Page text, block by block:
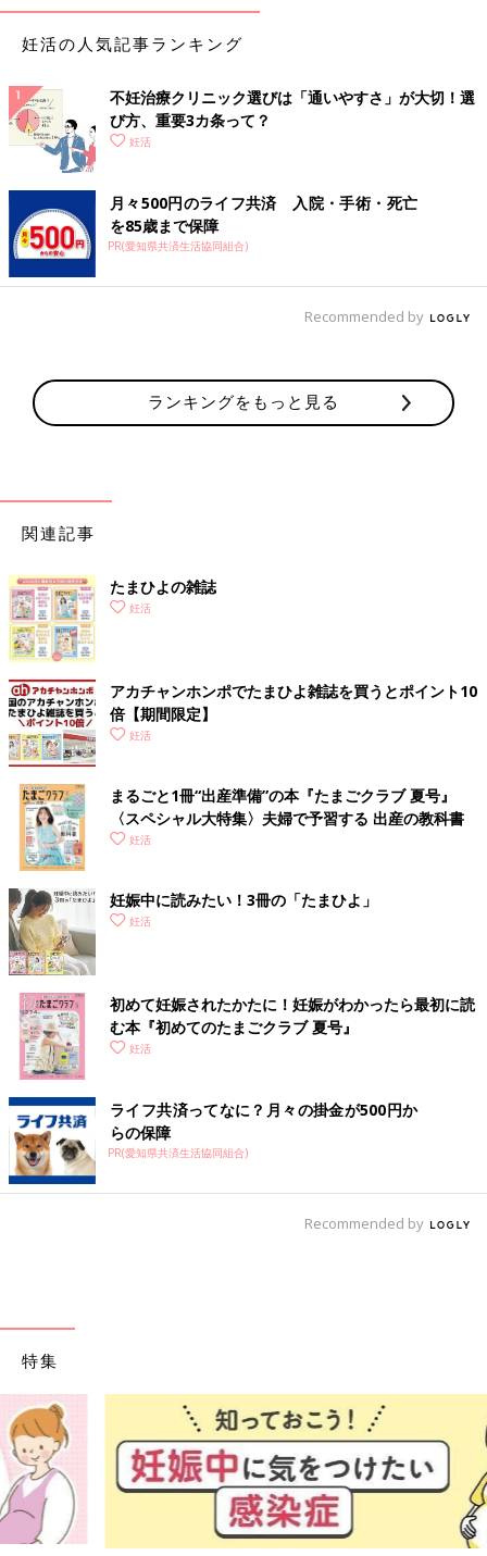
妊活の人気記事ランキング
不妊治療クリニック選びは「通いやすさ」が大切！選
び方、重要3カ条って？
妊活
月々500円のライフ共済 入院・手術・死亡
を85歳まで保障
PR(愛知県共済生活協同組合)
Recommended by
ランキングをもっと見る
関連記事
たまひよの雑誌
妊活
アカチャンホンポでたまひよ雑誌を買うとポイント10
倍【期間限定】
妊活
まるごと1冊“出産準備”の本『たまごクラブ 夏号』
〈スペシャル大特集〉夫婦で予習する 出産の教科書
妊活
妊娠中に読みたい！3冊の「たまひよ」
妊活
初めて妊娠されたかたに！妊娠がわかったら最初に読
む本『初めてのたまごクラブ 夏号』
妊活
ライフ共済ってなに？月々の掛金が500円か
らの保障
PR(愛知県共済生活協同組合)
Recommended by
特集